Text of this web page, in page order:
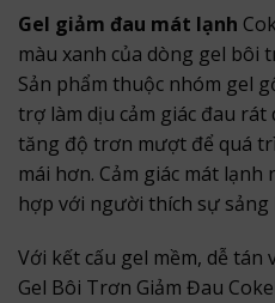
Gel giảm đau mát lạnh
màu xanh của dòng gel bôi
Sản phẩm thuộc nhóm gel
trợ làm dịu cảm giác đau
tăng độ trơn mượt để quá
mái hơn. Cảm giác mát
hợp với người thích sự sảng
Với kết cấu gel mềm, dễ tán
Gel Bôi Trơn Giảm Đau